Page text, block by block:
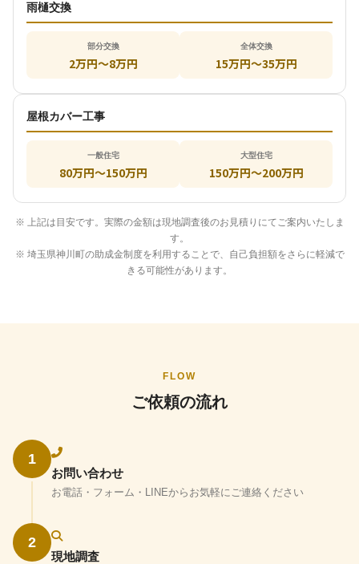
雨樋交換
部分交換
2万円〜8万円
全体交換
15万円〜35万円
屋根カバー工事
一般住宅
80万円～150万円
大型住宅
150万円〜200万円
※ 上記は目安です。実際の金額は現地調査後のお見積りにてご案内いたしま
す。
※ 埼玉県神川町の助成金制度を利用することで、自己負担額をさらに軽減で
きる可能性があります。
FLOW
ご依頼の流れ
1
お問い合わせ
お電話・フォーム・LINEからお気軽にご連絡ください
2
現地調査